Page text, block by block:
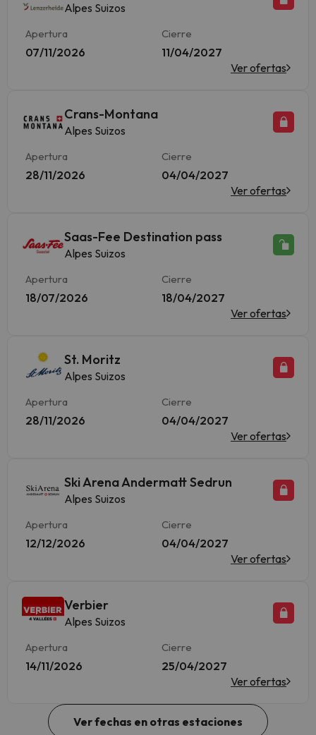
Alpes Suizos
Apertura
07/11/2026
Cierre
11/04/2027
Ver ofertas
Crans-Montana
Alpes Suizos
Apertura
28/11/2026
Cierre
04/04/2027
Ver ofertas
Saas-Fee Destination pass
Alpes Suizos
Apertura
18/07/2026
Cierre
18/04/2027
Ver ofertas
St. Moritz
Alpes Suizos
Apertura
28/11/2026
Cierre
04/04/2027
Ver ofertas
Ski Arena Andermatt Sedrun
Alpes Suizos
Apertura
12/12/2026
Cierre
04/04/2027
Ver ofertas
Verbier
Alpes Suizos
Apertura
14/11/2026
Cierre
25/04/2027
Ver ofertas
Ver fechas en otras estaciones